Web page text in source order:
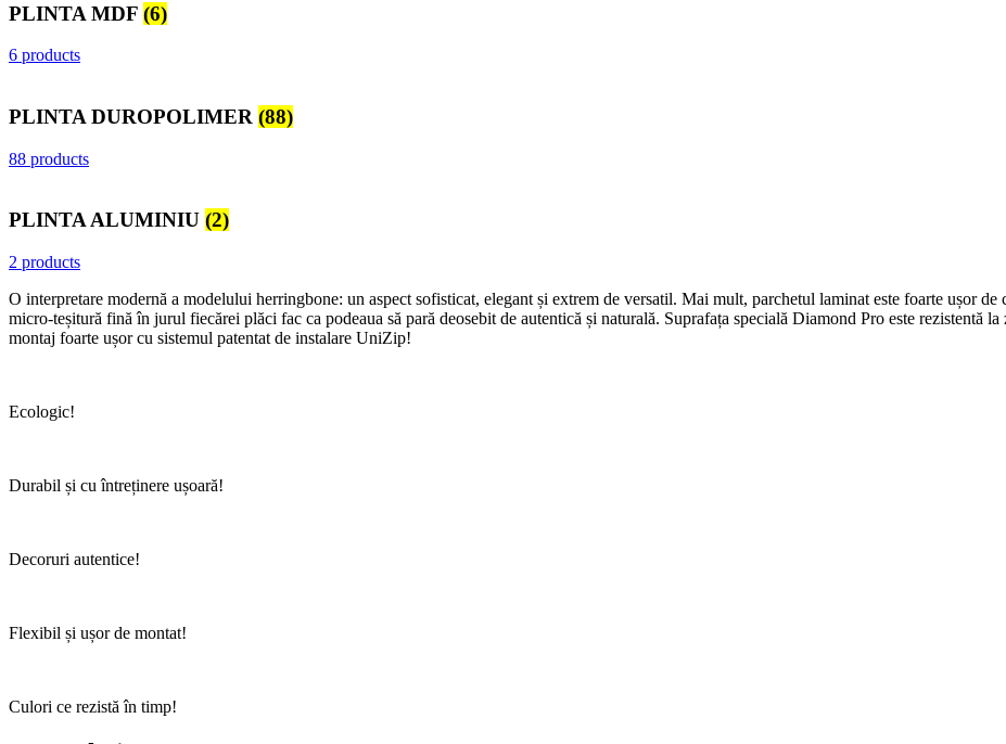
PLINTA MDF (6)
6 products
PLINTA DUROPOLIMER (88)
88 products
PLINTA ALUMINIU (2)
2 products
O interpretare modernă a modelului herringbone: un aspect sofisticat, elegant și extrem de versatil. Mai mult, parchetul laminat este foarte ușor
micro-teșitură fină în jurul fiecărei plăci fac ca podeaua să pară deosebit de autentică și naturală. Suprafața specială Diamond Pro este rezistentă
montaj foarte ușor cu sistemul patentat de instalare UniZip!
Ecologic!
Durabil și cu întreținere ușoară!
Decoruri autentice!
Flexibil și ușor de montat!
Culori ce rezistă în timp!